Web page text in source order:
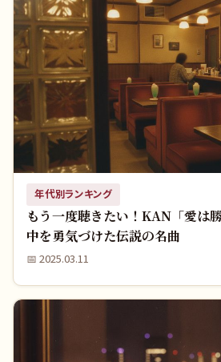
年代別ランキング
もう一度聴きたい！KAN「愛は
中を勇気づけた伝説の名曲
📅 2025.03.11